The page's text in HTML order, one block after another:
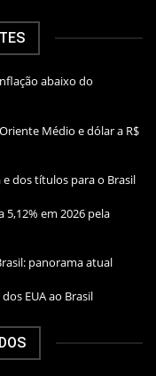
abaixo do
Médio e dólar a R$
dos títulos para o Brasil
em 2026 pela
panorama atual
EUA ao Brasil